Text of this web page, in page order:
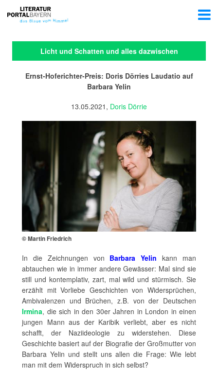
Licht und Schatten und alles dazwischen
Ernst-Hoferichter-Preis: Doris Dörries Laudatio auf
Barbara Yelin
13.05.2021, Doris Dörrie
© Martin Friedrich
In die Zeichnungen von Barbara Yelin kann man
abtauchen wie in immer andere Gewässer: Mal sind sie
still und kontemplativ, zart, mal wild und stürmisch. Sie
erzählt mit Vorliebe Geschichten von Widersprüchen,
Ambivalenzen und Brüchen, z.B. von der Deutschen
Irmina, die sich in den 30er Jahren in London in einen
jungen Mann aus der Karibik verliebt, aber es nicht
schafft, der Naziideologie zu widerstehen. Diese
Geschichte basiert auf der Biografie der Großmutter von
Barbara Yelin und stellt uns allen die Frage: Wie lebt
man mit dem Widerspruch in sich selbst?